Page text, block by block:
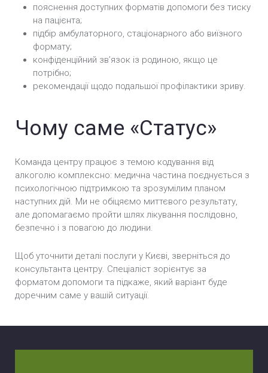
пояснення доступних форматів допомоги без тиску
на пацієнта;
підбір амбулаторного, стаціонарного або виїзного
формату;
конфіденційний звʼязок із родиною, якщо це
потрібно;
рекомендації щодо подальшої профілактики зриву.
Чому саме «Статус»
Команда центру працює з темою кодування від
алкоголю комплексно: медична частина поєднується з
психологічною підтримкою та зрозумілим планом
наступних дій. Ми не обіцяємо миттєвого результату,
але допомагаємо пройти шлях лікування послідовно,
безпечно і з повагою до людини.
Щоб уточнити деталі послуги у Києві, зверніться до
консультанта центру. Спеціаліст зорієнтує за
форматом допомоги та підкаже, який варіант буде
доречним саме у вашій ситуації.